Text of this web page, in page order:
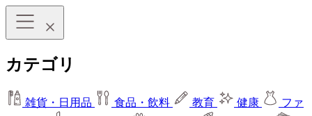
カテゴリ
雑貨・日用品 食品・飲料 教育 健康
ファ